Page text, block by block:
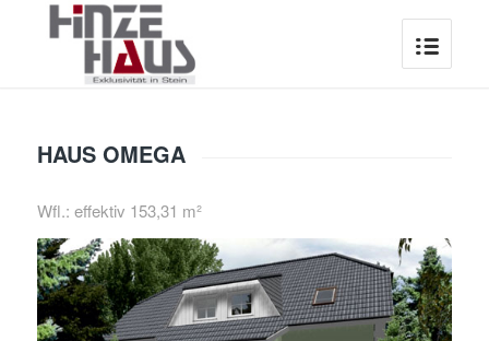
HAUS OMEGA
Wfl.: effektiv 153,31 m²